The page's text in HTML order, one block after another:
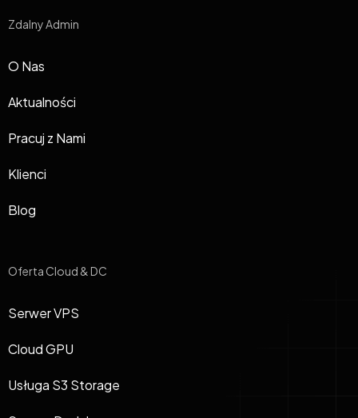
Zdalny Admin
O Nas
Aktualności
Pracuj z Nami
Klienci
Blog
Oferta Cloud & DC
Serwer VPS
Cloud GPU
Usługa S3 Storage